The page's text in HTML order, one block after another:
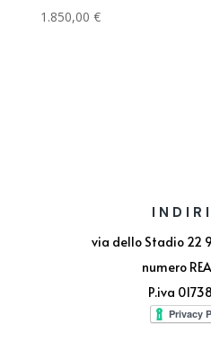
1.850,00 €
via dello Stadio 22
numero
P.iva